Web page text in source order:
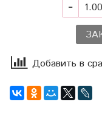
Добавить в